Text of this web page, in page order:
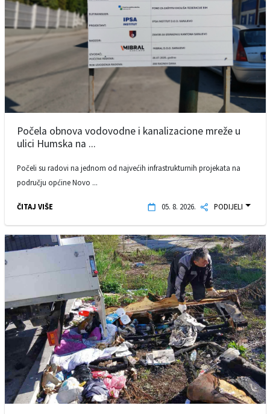
Počela obnova vodovodne i kanalizacione mreže u
ulici Humska na ...
Počeli su radovi na jednom od najvećih infrastrukturnih projekata na
području općine Novo ...
ČITAJ VIŠE 05. 8. 2026. PODIJELI